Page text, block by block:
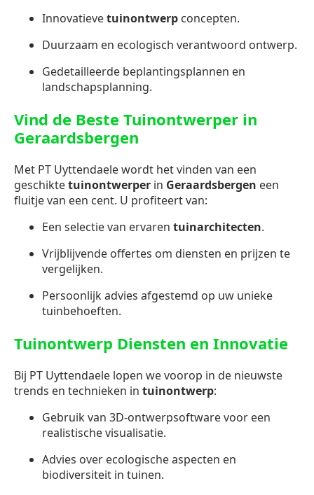
Innovatievetuinontwerp concepten.
Duurzaam en ecologisch verantwoord ontwerp.
Gedetailleerde beplantingsplannen en
landschapsplanning.
Vind de Beste Tuinontwerper in
Geraardsbergen
Met PT Uyttendaele wordt het vinden van een
geschiktetuinontwerper in Geraardsbergen een
fluitje van een cent. U profiteert van:
Een selectie van ervaren tuinarchitecten.
Vrijblijvende offertes om diensten en prijzen te
vergelijken.
Persoonlijk advies afgestemd op uw unieke
tuinbehoeften.
Tuinontwerp Diensten en Innovatie
Bij PT Uyttendaele lopen we voorop in de nieuwste
trends en technieken in tuinontwerp:
Gebruik van 3D-ontwerpsoftware voor een
realistische visualisatie.
Advies over ecologische aspecten en
biodiversiteit in tuinen.